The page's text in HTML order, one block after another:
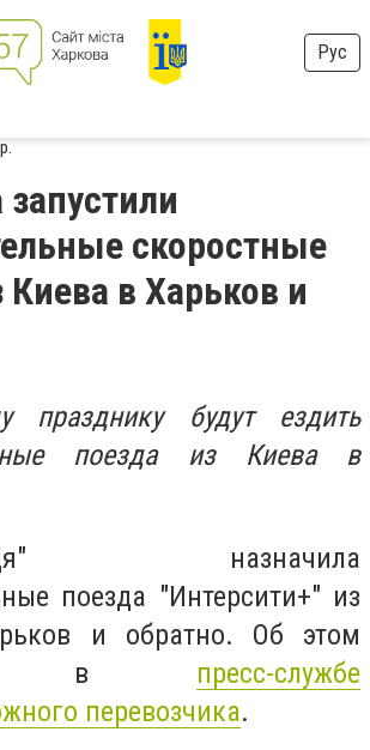
Рус
скоростные
Киева в Харьков и
празднику будут ездить
поезда из Киева в
назначила
поезда "Интерсити+" из
и обратно. Об этом
в пресс-службе
перевозчика.